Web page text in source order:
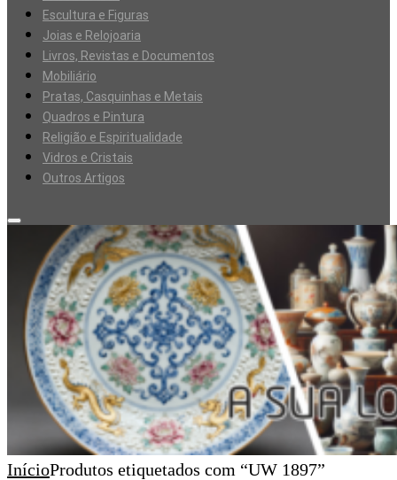
Escultura e Figuras
Joias e Relojoaria
Livros, Revistas e Documentos
Mobiliário
Pratas, Casquinhas e Metais
Quadros e Pintura
Religião e Espiritualidade
Vidros e Cristais
Outros Artigos
InícioProdutos etiquetados com “UW 1897”